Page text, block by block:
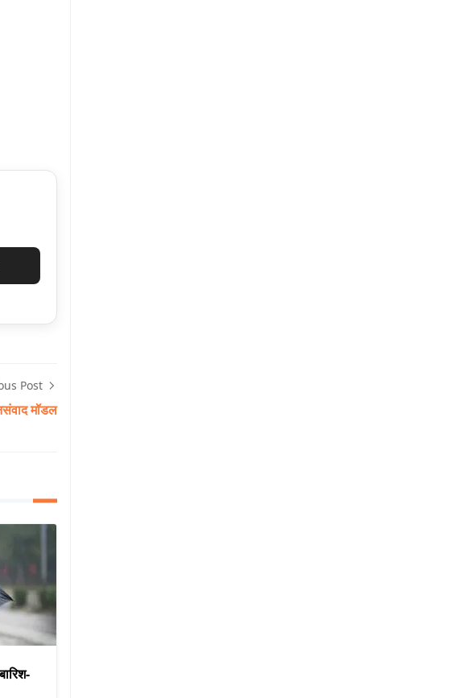
Post
मॉडल